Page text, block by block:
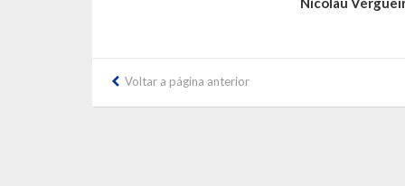
Voltar a página anterior